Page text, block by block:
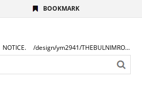
BOOKMARK
NOTICE. /design/ym2941/THEBULNIMROGO.png